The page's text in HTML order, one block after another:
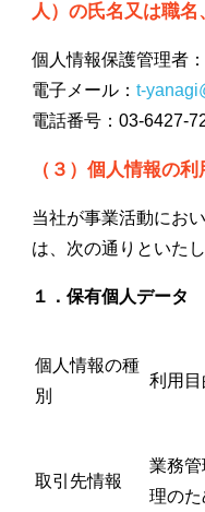
人）の氏名又は職
個人情報保護管理者
電子メール： t-
電話番号： 03-6427-
（３）個人情報の
当社が事業活動にお
は、次の通りといたし
１．保有個人データ
個人情報の種
別
利用目
取引先情報
業務
理のた